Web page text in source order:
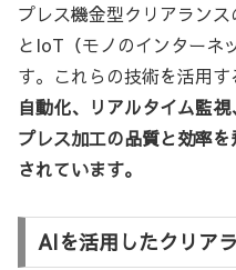
プレス機金型クリアランス
とIoT（モノのインターネ
す。これらの技術を活用す
自動化、リアルタイム監視
プレス加工の品質と効率
されています。
AIを活用したクリア